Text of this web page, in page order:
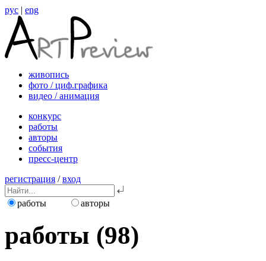
рус | eng
живопись
фото / циф.графика
видео / анимация
конкурс
работы
авторы
события
пресс-центр
регистрация /вход
работы авторы
работы (98)